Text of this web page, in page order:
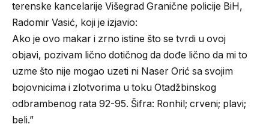
terenske kancelarije Višegrad Granične policije BiH,
Radomir Vasić, koji je izjavio:​
Ako je ovo makar i zrno istine što se tvrdi u ovoj
objavi, pozivam lično dotičnog da dođe lično da mi to
uzme što nije mogao uzeti ni Naser Orić sa svojim
bojovnicima i zlotvorima u toku Otadžbinskog
odbrambenog rata 92-95. Šifra: Ronhil; crveni; plavi;
beli.”​